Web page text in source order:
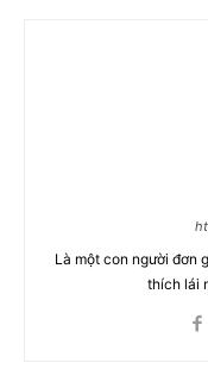
Là một con người đơn
thích lái